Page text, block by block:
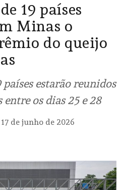
19 países
Minas o
do queijo
países estarão reunidos
os dias 25 e 28
17 de junho de 2026